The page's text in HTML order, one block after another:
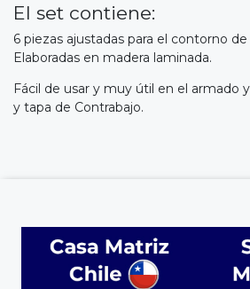
El set contiene:
6 piezas ajustadas para el contorno
Elaboradas en madera laminada.
Fácil de usar y muy útil en el armado
y tapa de Contrabajo.